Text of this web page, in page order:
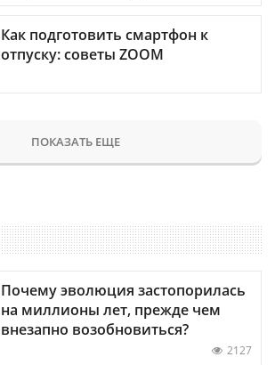
Как подготовить смартфон к
отпуску: советы ZOOM
ПОКАЗАТЬ ЕЩЕ
Почему эволюция застопорилась
на миллионы лет, прежде чем
внезапно возобновиться?
2127